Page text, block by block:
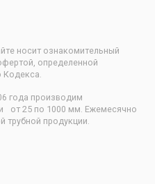
носит ознакомительный
определенной
года производим
от 25 по 1000 мм. Ежемесячно
трубной продукции.